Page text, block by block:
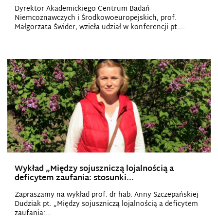
Dyrektor Akademickiego Centrum Badań
Niemcoznawczych i Środkowoeuropejskich, prof.
Małgorzata Świder, wzieła udział w konferencji pt....
Wykład „Między sojuszniczą lojalnością a
deficytem zaufania: stosunki...
Zapraszamy na wykład prof. dr hab. Anny Szczepańskiej-
Dudziak pt. „Między sojuszniczą lojalnością a deficytem
zaufania:...